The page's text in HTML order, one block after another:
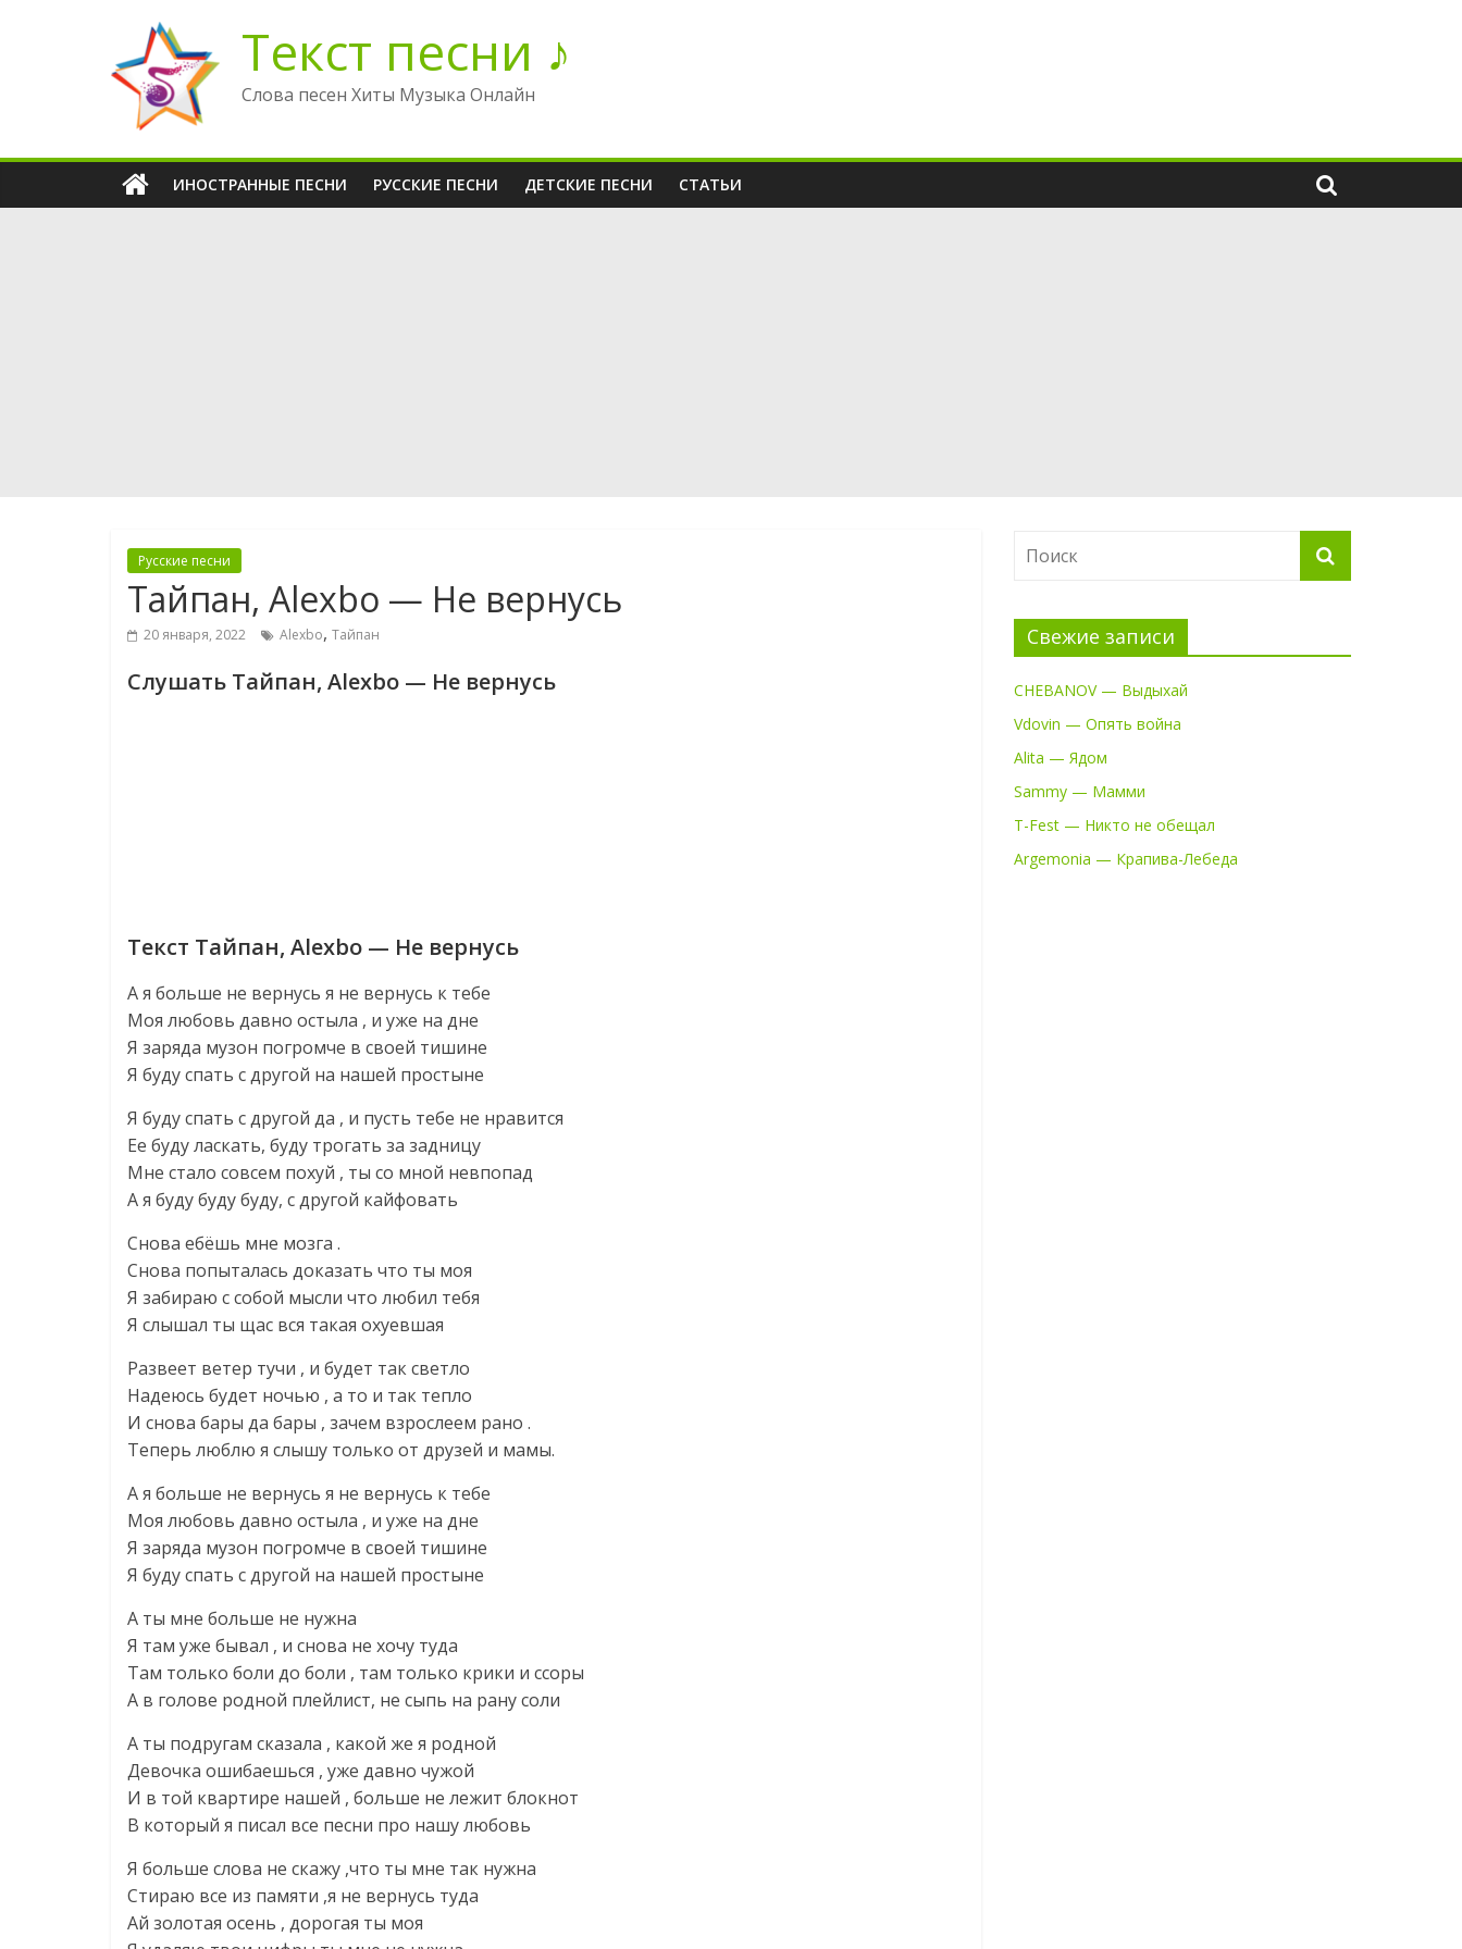
содержимому
Текст песни ♪
Слова песен Хиты Музыка Онлайн
ИНОСТРАННЫЕ ПЕСНИ РУССКИЕ ПЕСНИ ДЕТСКИЕ ПЕСНИ СТАТЬИ
Русские песни
Тайпан, Alexbo — Не вернусь
20 января, 2022 Alexbo, Тайпан
Слушать Тайпан, Alexbo — Не вернусь
Текст Тайпан, Alexbo — Не вернусь
А я больше не вернусь я не вернусь к тебе
Моя любовь давно остыла , и уже на дне
Я заряда музон погромче в своей тишине
Я буду спать с другой на нашей простыне
Я буду спать с другой да , и пусть тебе не нравится
Ее буду ласкать, буду трогать за задницу
Мне стало совсем похуй , ты со мной невпопад
А я буду буду буду, с другой кайфовать
Снова ебёшь мне мозга .
Снова попыталась доказать что ты моя
Я забираю с собой мысли что любил тебя
Я слышал ты щас вся такая охуевшая
Развеет ветер тучи , и будет так светло
Надеюсь будет ночью , а то и так тепло
И снова бары да бары , зачем взрослеем рано .
Теперь люблю я слышу только от друзей и мамы.
А я больше не вернусь я не вернусь к тебе
Моя любовь давно остыла , и уже на дне
Я заряда музон погромче в своей тишине
Я буду спать с другой на нашей простыне
А ты мне больше не нужна
Я там уже бывал , и снова не хочу туда
Там только боли до боли , там только крики и ссоры
А в голове родной плейлист, не сыпь на рану соли
А ты подругам сказала , какой же я родной
Девочка ошибаешься , уже давно чужой
И в той квартире нашей , больше не лежит блокнот
В который я писал все песни про нашу любовь
Я больше слова не скажу ,что ты мне так нужна
Стираю все из памяти ,я не вернусь туда
Ай золотая осень , дорогая ты моя
Свежие записи
CHEBANOV — Выдыхай
Vdovin — Опять война
Alita — Ядом
Sammy — Мамми
T-Fest — Никто не обещал
Argemonia — Крапива-Лебеда